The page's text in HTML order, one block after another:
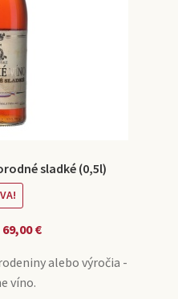
sladké (0,5l)
69,00€
alebo výročia -
víno.